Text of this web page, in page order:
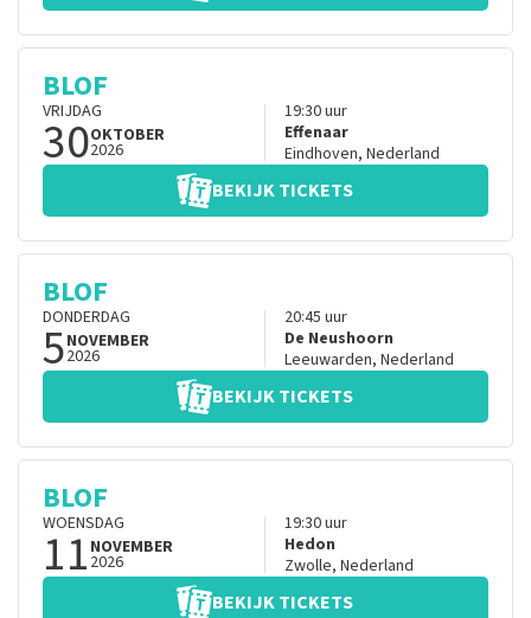
BLOF
VRIJDAG
30OKTOBER
2026
19:30uur
Effenaar
Eindhoven, Nederland
BEKIJK TICKETS
BLOF
DONDERDAG
5NOVEMBER
2026
20:45 uur
De Neushoorn
Leeuwarden, Nederland
BEKIJK TICKETS
BLOF
WOENSDAG
11 NOVEMBER
2026
19:30uur
Hedon
Zwolle, Nederland
BEKIJK TICKETS